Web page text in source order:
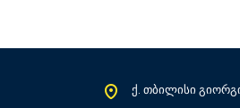
ქ. თბილისი